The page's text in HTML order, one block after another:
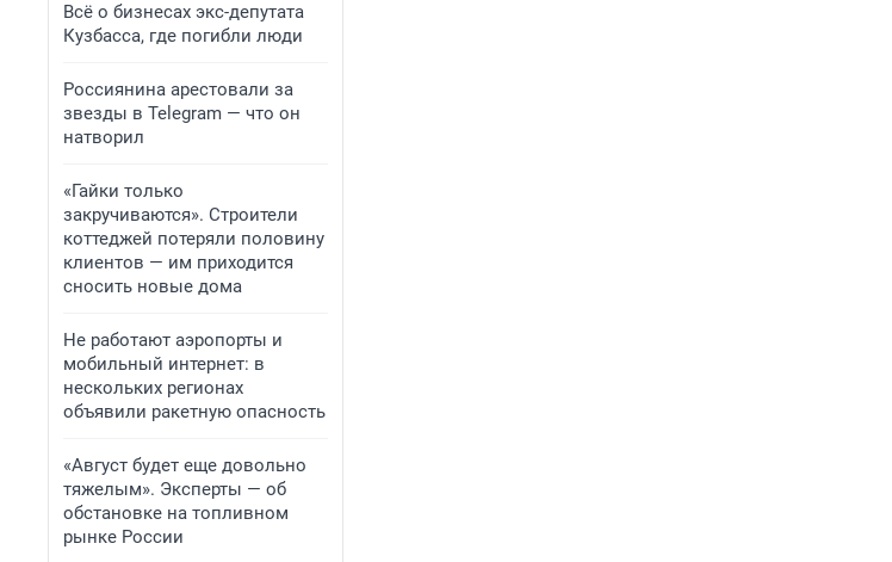
Всё о бизнесах экс-депутата
Кузбасса, где погибли люди
Россиянина арестовали за
звезды в Telegram — что он
натворил
«Гайки только
закручиваются». Строители
коттеджей потеряли половину
клиентов — им приходится
сносить новые дома
Не работают аэропорты и
мобильный интернет: в
нескольких регионах
объявили ракетную опасность
«Август будет еще довольно
тяжелым». Эксперты — об
обстановке на топливном
рынке России